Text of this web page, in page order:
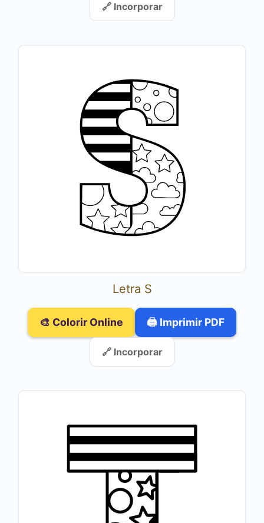
🔗 Incorporar
Letra S
🎨 Colorir Online 🖨️ Imprimir PDF
🔗 Incorporar